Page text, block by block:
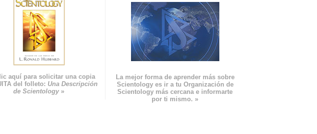
aquí para solicitar una copia
del folleto: Una Descripción
de Scientology»
La mejor forma de aprender más sobre
Scientology es ir a tu Organización de
Scientology más cercana e informarte
por ti mismo. »